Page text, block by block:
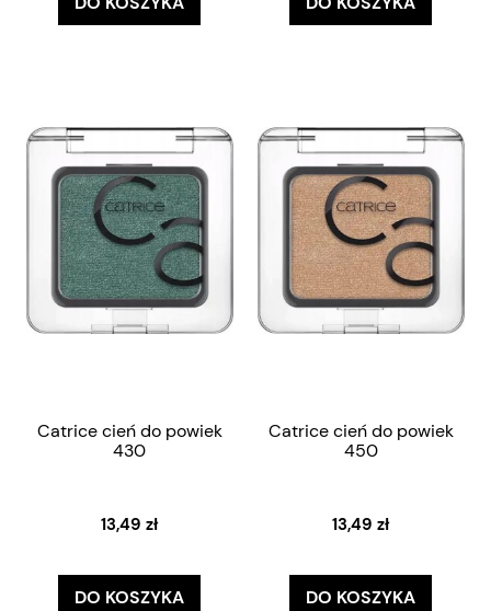
Catrice cień do powiek
430
13,49 zł
DO KOSZYKA
Catrice cień do powiek
450
13,49 zł
DO KOSZYKA